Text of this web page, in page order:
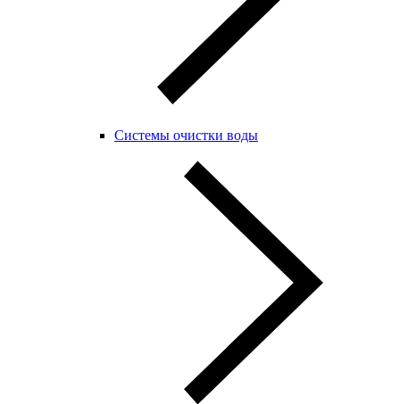
Системы очистки воды